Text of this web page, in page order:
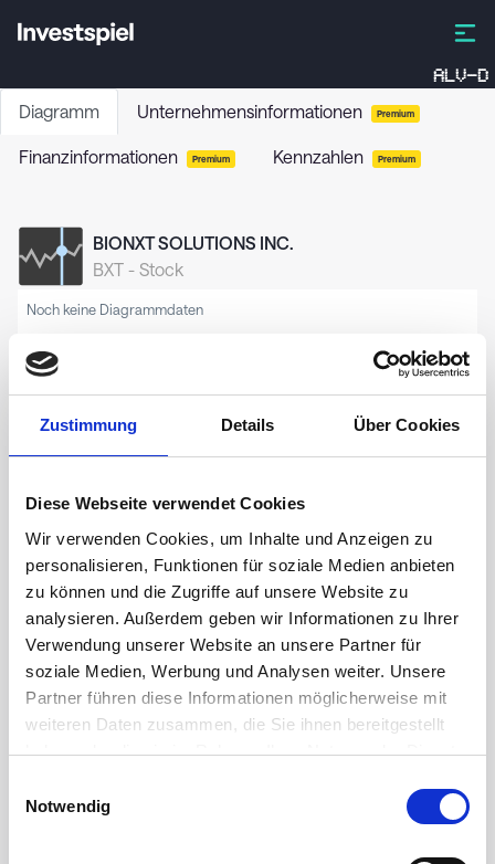
Zustimmung Details Über Cookies
Diese Webseite verwendet Cookies
Wir verwenden Cookies, um Inhalte und Anzeigen zu
personalisieren, Funktionen für soziale Medien anbieten
zu können und die Zugriffe auf unsere Website zu
analysieren. Außerdem geben wir Informationen zu Ihrer
Verwendung unserer Website an unsere Partner für
soziale Medien, Werbung und Analysen weiter. Unsere
Partner führen diese Informationen möglicherweise mit
weiteren Daten zusammen, die Sie ihnen bereitgestellt
haben oder die sie im Rahmen Ihrer Nutzung der Dienste
Notwendig
ALV-D
Diagramm Unternehmensinformationen Premium
Finanzinformationen Premium Kennzahlen Premium
BIONXT SOLUTIONS INC.
BXT - Stock
Noch keine Diagrammdaten
24 Std. 1M 3M 1J 5J